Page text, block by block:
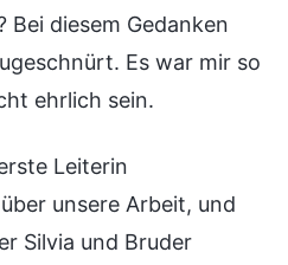
diesem Gedanken
Es war mir so
ehrlich sein.
Leiterin
unsere Arbeit, und
Silvia und Bruder